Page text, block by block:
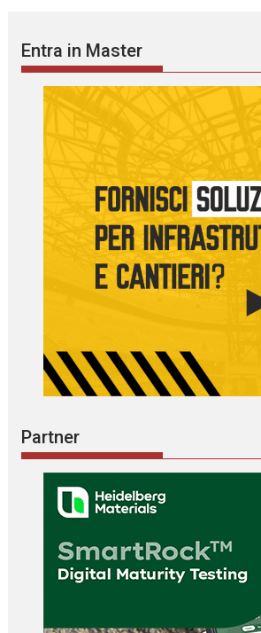
Entra in Master
Partner